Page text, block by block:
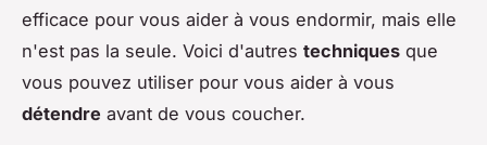
efficace pour vous aider à vous endormir, mais elle
n'est pas la seule. Voici d'autres techniques que
vous pouvez utiliser pour vous aider à vous
détendre avant de vous coucher.